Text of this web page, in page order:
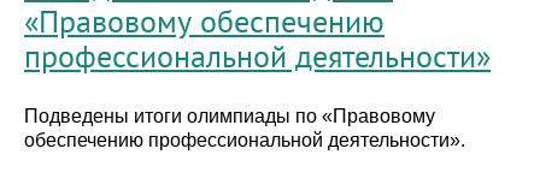
«Правовому обеспечению
профессиональной деятельности»
Подведены итоги олимпиады по «Правовому
обеспечению профессиональной деятельности».